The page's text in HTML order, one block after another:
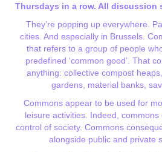
Thursdays in a row. All discussion
They’re popping up everywhere.
cities. And especially in Brussels.
that refers to a group of people
predefined ‘common good’. That
anything: collective compost
gardens, material banks,
Commons appear to be used for
leisure activities. Indeed,
control of society. Commons
alongside public and private